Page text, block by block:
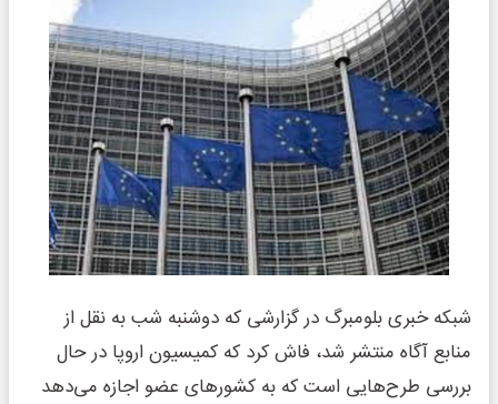
شبکه خبری بلومبرگ در گزارشی که دوشنبه شب به نقل از
منابع آگاه منتشر شد، فاش کرد که کمیسیون اروپا در حال
بررسی طرح‌هایی است که به کشورهای عضو اجازه می‌دهد